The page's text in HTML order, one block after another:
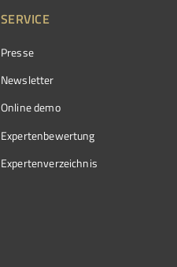
SERVICE
Presse
Newsletter
Online demo
Expertenbewertung
Expertenverzeichnis